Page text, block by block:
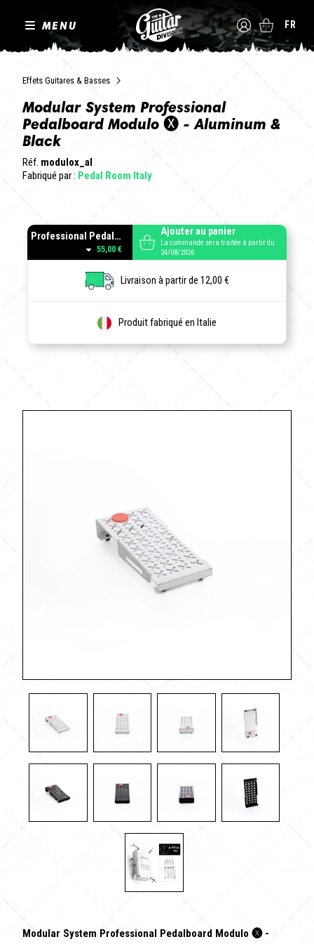
MENU FR
Effets Guitares & Basses
Modular System Professional
Pedalboard Modulo 🅧 - Aluminum &
Black
Réf. modulox_al
Fabriqué par : Pedal Room Italy
Professional Pedalboard Modulo 🅧 Aluminum
55,00 €
Ajouter au panier
La commande sera traitée à partir du
24/08/2026
Livraison à partir de 12,00 €
Produit fabriqué en Italie
Modular System Professional Pedalboard Modulo 🅧 -